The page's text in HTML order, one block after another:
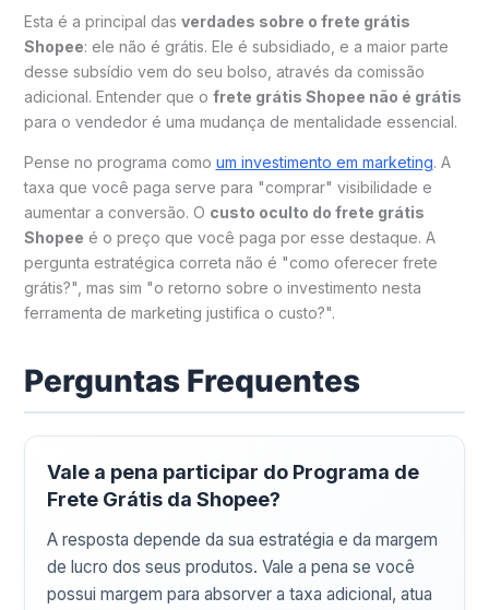
Esta é a principal das verdades sobre o frete grátis
Shopee: ele não é grátis. Ele é subsidiado, e a maior parte
desse subsídio vem do seu bolso, através da comissão
adicional. Entender que o frete grátis Shopee não é grátis
para o vendedor é uma mudança de mentalidade essencial.
Pense no programa como um investimento em marketing. A
taxa que você paga serve para "comprar" visibilidade e
aumentar a conversão. O custo oculto do frete grátis
Shopee é o preço que você paga por esse destaque. A
pergunta estratégica correta não é "como oferecer frete
grátis?", mas sim "o retorno sobre o investimento nesta
ferramenta de marketing justifica o custo?".
Perguntas Frequentes
Vale a pena participar do Programa de
Frete Grátis da Shopee?
A resposta depende da sua estratégia e da margem
de lucro dos seus produtos. Vale a pena se você
possui margem para absorver a taxa adicional, atua